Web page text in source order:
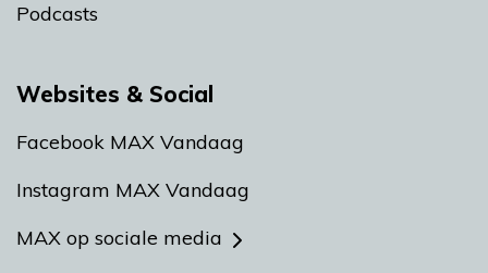
Podcasts
Websites & Social
Facebook MAX Vandaag
Instagram MAX Vandaag
MAX op sociale media